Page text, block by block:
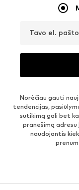
Tavo el.
Norėčiau gauti
tendencijas,
sutikimą gali bet
pranešimą adresu
naudojantis